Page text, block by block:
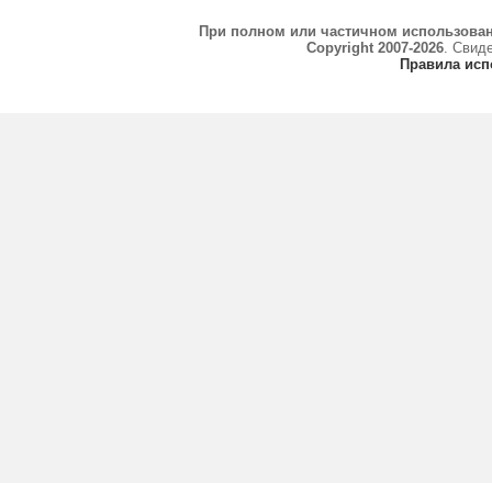
При полном или частичном
Copyright 2007-2026.
Правила